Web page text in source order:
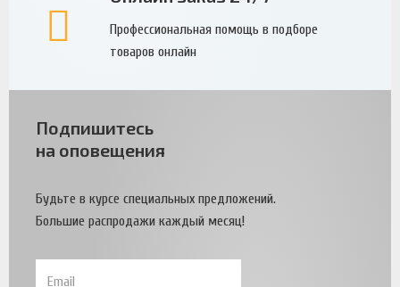
Профессиональная помощь в подборе
товаров онлайн
Подпишитесь
на оповещения
Будьте в курсе специальных предложений.
Большие распродажи каждый месяц!